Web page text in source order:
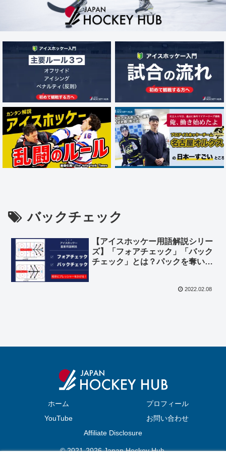
バックチェック
【アイスホッケー用語解説シリー
ズ】「フォアチェック」「バック
チェック」とは？パックを奪いに
2022.02.08
ホーム
プロフィール
YouTube
お問い合わせ
Affiliate Disclosure